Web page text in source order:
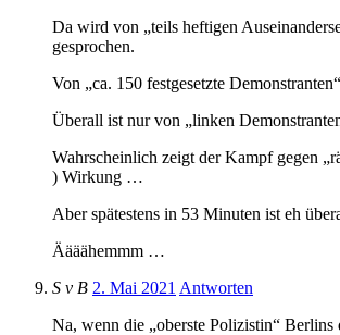
Da wird von „teils heftigen
gesprochen.
Von „ca. 150 festgesetzte
Überall ist nur von „linken
Wahrscheinlich zeigt der Kampf gegen
) Wirkung …
Aber spätestens in 53 Minuten ist eh
Äääähemmm …
S v B 2. Mai 2021 Antworten
Na, wenn die „oberste Polizistin“ Berlins